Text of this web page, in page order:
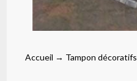
Accueil → Tampon décoratifs